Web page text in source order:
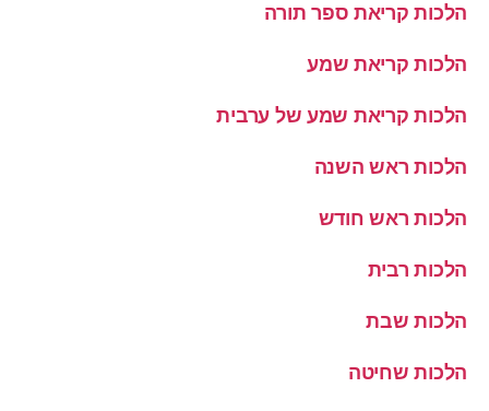
הלכות קריאת ספר תורה
הלכות קריאת שמע
הלכות קריאת שמע של ערבית
הלכות ראש השנה
הלכות ראש חודש
הלכות רבית
הלכות שבת
הלכות שחיטה